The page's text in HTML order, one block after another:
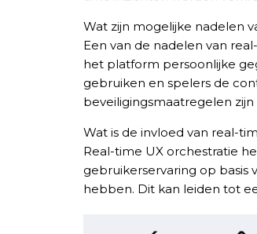
Wat zijn mogelijke nadelen
Een van de nadelen van
het platform persoonlijke
gebruiken en spelers de
beveiligingsmaatregelen
Wat is de invloed van real-
Real-time UX orchestratie
gebruikerservaring op basis
hebben. Dit kan leiden tot